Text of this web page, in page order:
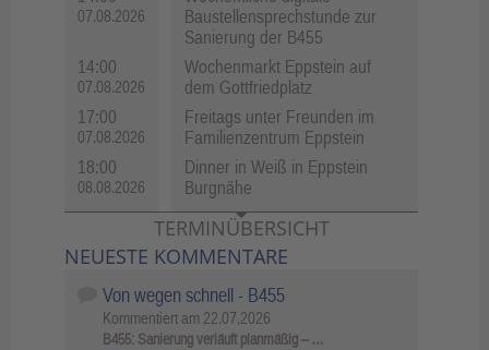
07.08.2026
Baustellensprechstunde zur
Sanierung der B455
14:00
07.08.2026
Wochenmarkt Eppstein auf
dem Gottfriedplatz
17:00
07.08.2026
Freitags unter Freunden im
Familienzentrum Eppstein
18:00
08.08.2026
Dinner in Weiß in Eppstein
Burgnähe
TERMINÜBERSICHT
NEUESTE KOMMENTARE
Von wegen schnell - B455
Kommentiert am 22.07.2026
B455: Sanierung verläuft planmäßig – …